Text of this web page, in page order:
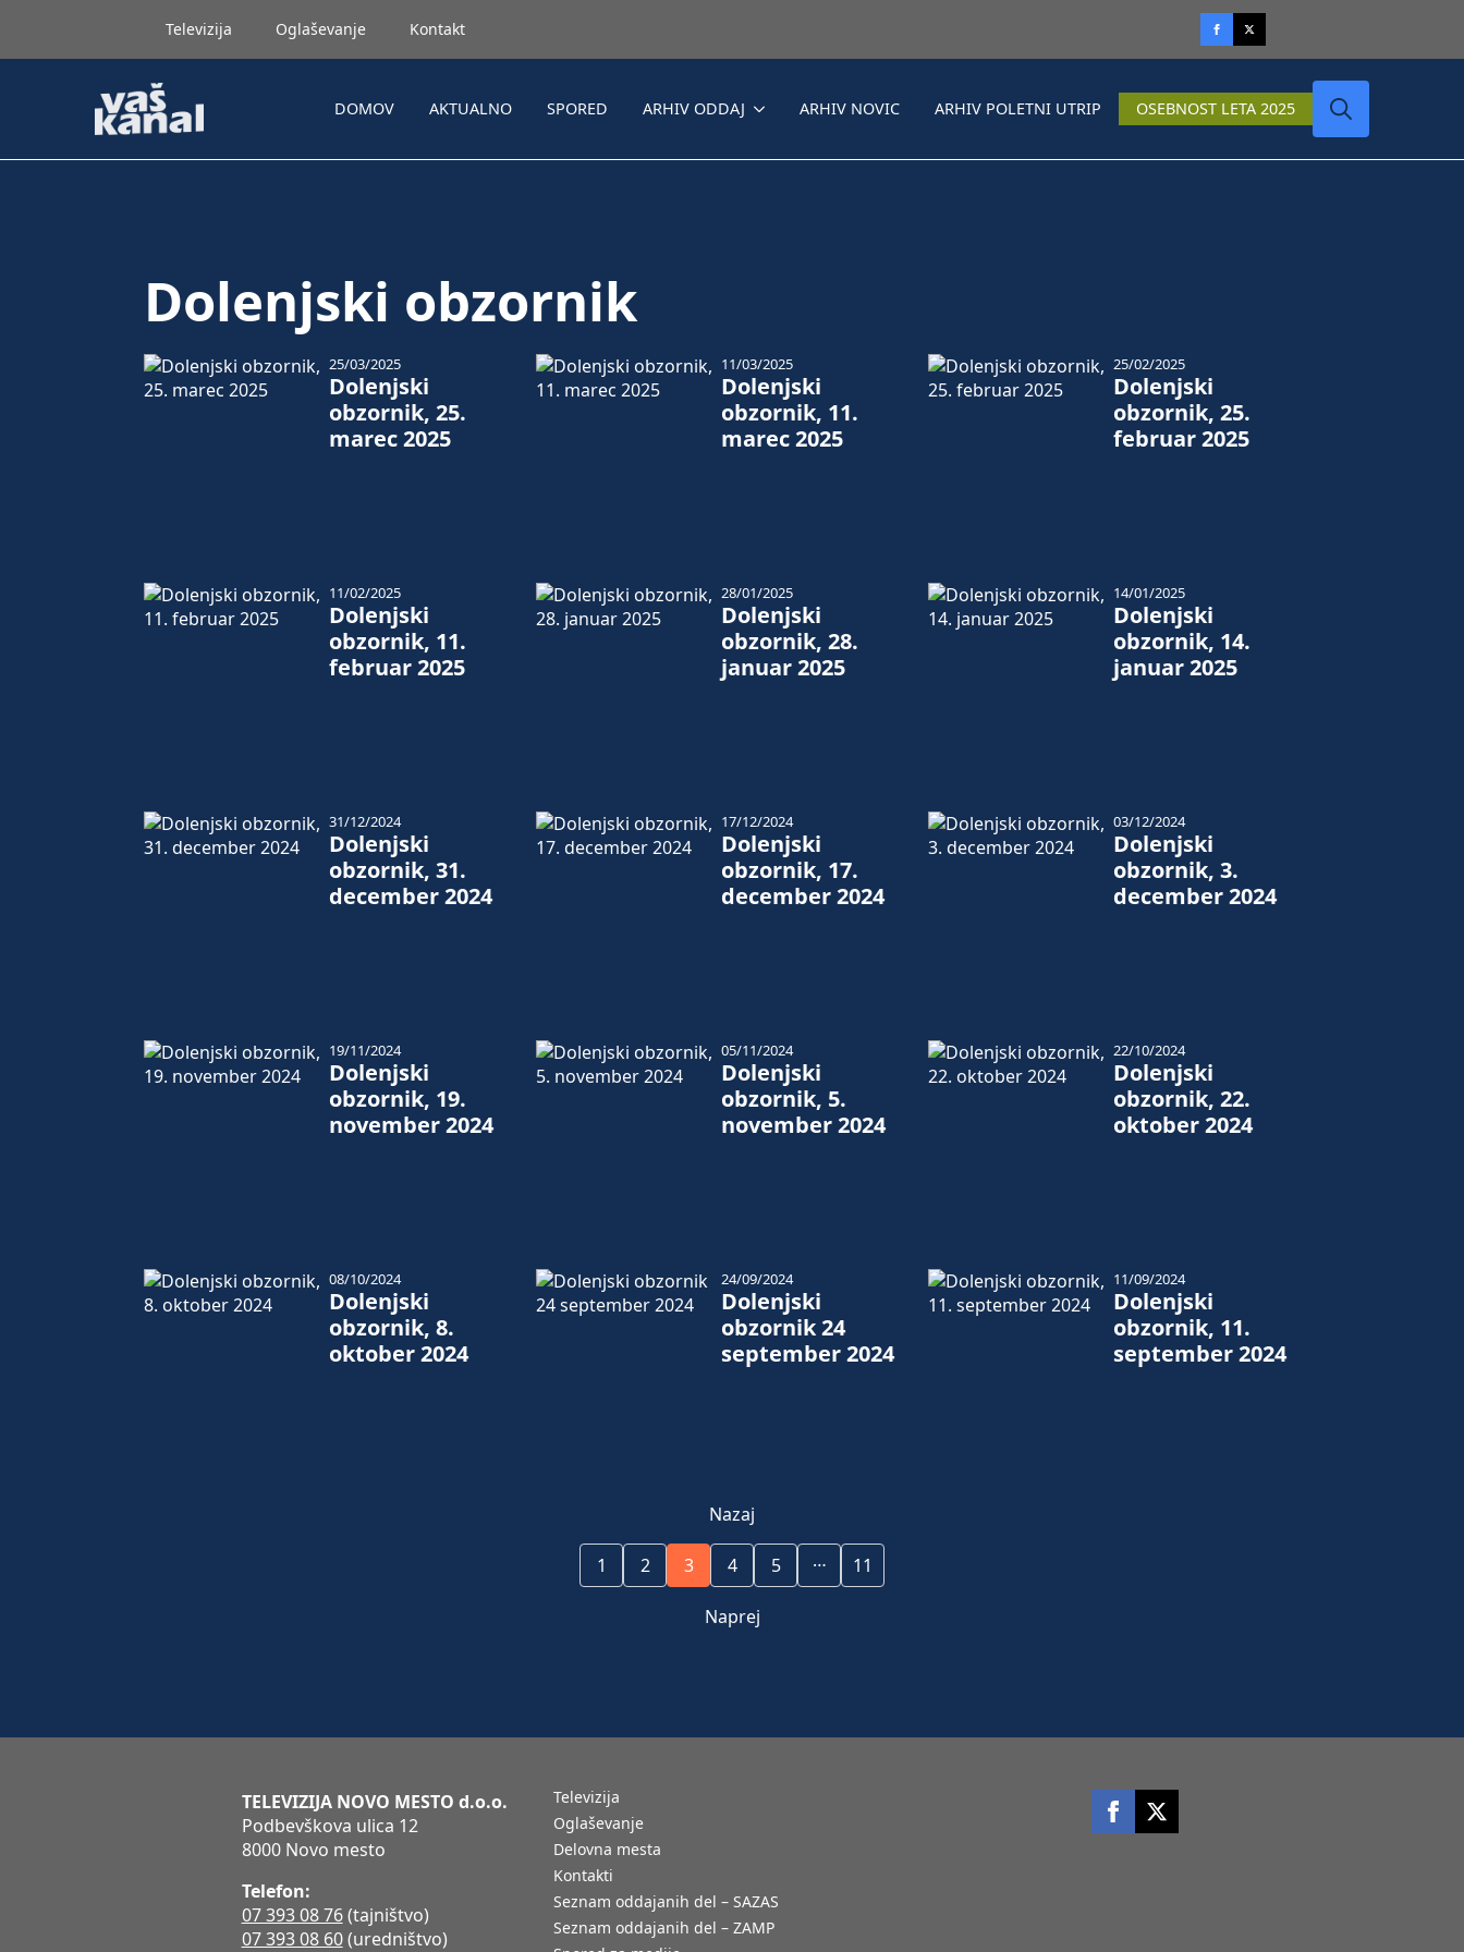
Televizija Oglaševanje Kontakt
DOMOV AKTUALNO SPORED ARHIV ODDAJ ARHIV NOVIC ARHIV POLETNI UTRIP OSEBNOST LETA 2025
Dolenjski obzornik
Dolenjski
obzornik, 25.
marec 2025
25/03/2025
Dolenjski
obzornik, 11.
marec 2025
11/03/2025
Dolenjski
obzornik, 25.
februar 2025
25/02/2025
Dolenjski
obzornik, 11.
februar 2025
11/02/2025
Dolenjski
obzornik, 28.
januar 2025
28/01/2025
Dolenjski
obzornik, 14.
januar 2025
14/01/2025
Dolenjski
obzornik, 31.
december 2024
31/12/2024
Dolenjski
obzornik, 17.
december 2024
17/12/2024
Dolenjski
obzornik, 3.
december 2024
03/12/2024
Dolenjski
obzornik, 19.
november 2024
19/11/2024
Dolenjski
obzornik, 5.
november 2024
05/11/2024
Dolenjski
obzornik, 22.
oktober 2024
22/10/2024
Dolenjski
obzornik, 8.
oktober 2024
08/10/2024
Dolenjski
obzornik 24
september 2024
24/09/2024
Dolenjski
obzornik, 11.
september 2024
11/09/2024
Nazaj
1 2 3 4 5 … 11
Naprej
TELEVIZIJA NOVO MESTO d.o.o.
Podbevškova ulica 12
8000 Novo mesto
Telefon:
07 393 08 76(tajništvo)
07 393 08 60(uredništvo)
Televizija
Oglaševanje
Delovna mesta
Kontakti
Seznam oddajanih del – SAZAS
Seznam oddajanih del – ZAMP